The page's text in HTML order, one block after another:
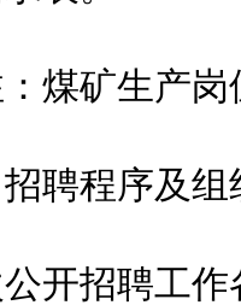
矿生产岗
程序及组
招聘工作